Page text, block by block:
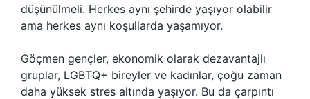
düşünülmeli. Herkes aynı şehirde yaşıyor olabilir
ama herkes aynı koşullarda yaşamıyor.
Göçmen gençler, ekonomik olarak dezavantajlı
gruplar, LGBTQ+ bireyler ve kadınlar, çoğu zaman
daha yüksek stres altında yaşıyor. Bu da çarpıntı